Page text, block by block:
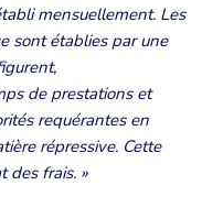
mensuellement. Les
sont établies par une
de prestations et
requérantes en
répressive. Cette
des frais. »